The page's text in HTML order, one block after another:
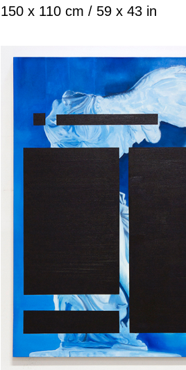
150 x 110 cm / 59 x 43 in